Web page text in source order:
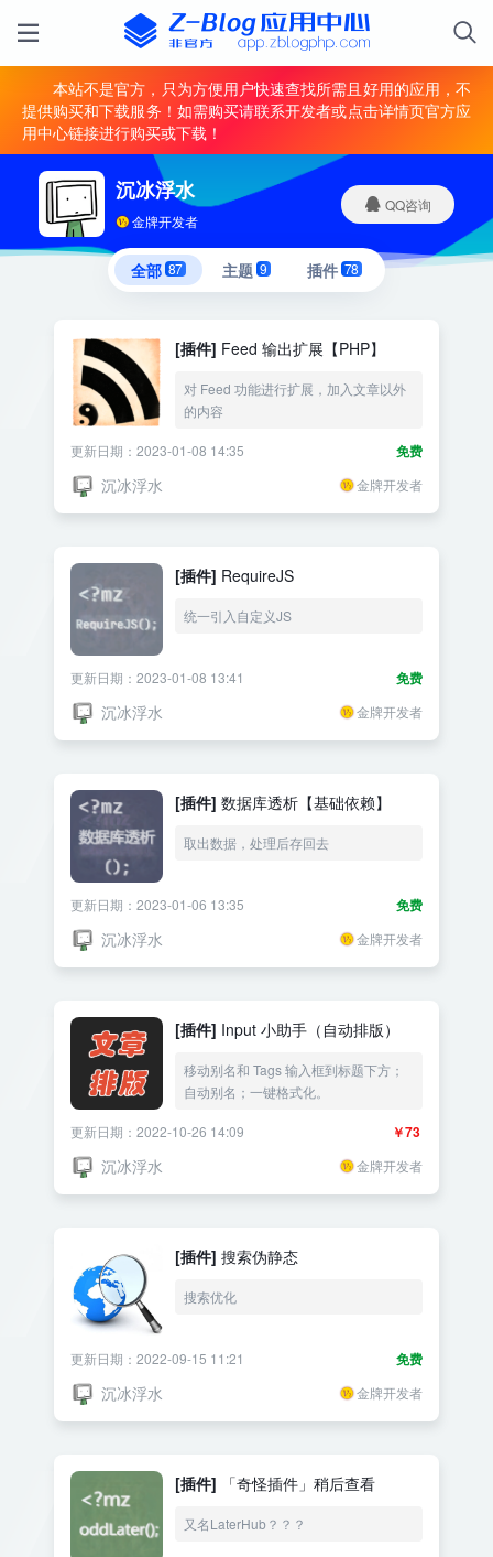
本站不是官方，只为方便用户快速查找所需且好用的应用，不
提供购买和下载服务！如需购买请联系开发者或点击详情页官方应
用中心链接进行购买或下载！
沉冰浮水
金牌开发者
QQ咨询
全部 87 主题 9 插件 78
[插件] Feed 输出扩展【PHP】
对 Feed 功能进行扩展，加入文章以外
的内容
免费
更新日期：2023-01-08 14:35
沉冰浮水 金牌开发者
[插件] RequireJS
统一引入自定义JS
免费
更新日期：2023-01-08 13:41
沉冰浮水 金牌开发者
[插件] 数据库透析【基础依赖】
取出数据，处理后存回去
免费
更新日期：2023-01-06 13:35
沉冰浮水 金牌开发者
[插件] Input 小助手（自动排版）
移动别名和 Tags 输入框到标题下方；
自动别名；一键格式化。
￥73
更新日期：2022-10-26 14:09
沉冰浮水 金牌开发者
[插件] 搜索伪静态
搜索优化
免费
更新日期：2022-09-15 11:21
沉冰浮水 金牌开发者
[插件] 「奇怪插件」稍后查看
又名LaterHub？？？